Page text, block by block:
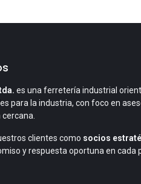
es una ferretería industrial
para la industria, con foco en
clientes como socios
y respuesta oportuna en cada